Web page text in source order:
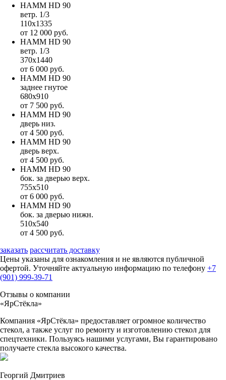
НАММ HD 90
ветр. 1/3
110х1335
от 12 000 руб.
НАММ HD 90
ветр. 1/3
370х1440
от 6 000 руб.
НАММ HD 90
заднее гнутое
680х910
от 7 500 руб.
НАММ HD 90
дверь низ.
от 4 500 руб.
НАММ HD 90
дверь верх.
от 4 500 руб.
НАММ HD 90
бок. за дверью верх.
755х510
от 6 000 руб.
НАММ HD 90
бок. за дверью нижн.
510х540
от 4 500 руб.
заказать рассчитать доставку
Цены указаны для ознакомления и не являются публичной
офертой. Уточняйте актуальную информацию по телефону +7
(901) 999-39-71
Отзывы о компании
«ЯрСтёкла»
Компания «ЯрСтёкла» предоставляет огромное количество
стекол, а также услуг по ремонту и изготовлению стекол для
спецтехники. Пользуясь нашими услугами, Вы гарантировано
получаете стекла высокого качества.
Георгий Дмитриев